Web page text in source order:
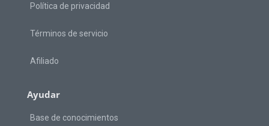
Política de privacidad
Términos de servicio
Afiliado
Ayudar
Base de conocimientos